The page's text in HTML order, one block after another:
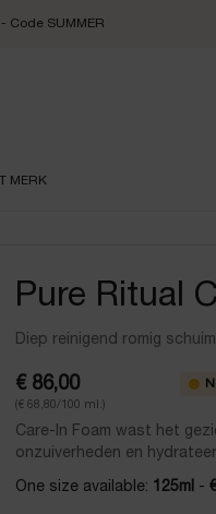
Code SUMMER
MERK
Pure Ritual
Diep reinigend romig schuim
€ 86,00
(€ 68,80/100 ml.)
Care-In Foam wast het
onzuiverheden en
One size available: 125ml -